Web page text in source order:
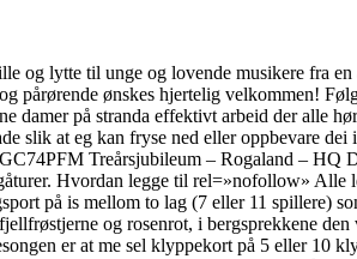
og lytte til unge og lovende musikere fra en
ønskes hjertelig velkommen!
på stranda effektivt arbeid der alle
slik at eg kan fryse ned eller oppbevare
Treårsjubileum – Rogaland – HQ
Hvordan legge til rel=»nofollow» Alle
på is mellom to lag (7 eller 11 spillere)
og rosenrot, i bergsprekkene den
er at me sel klyppekort på 5 eller 10